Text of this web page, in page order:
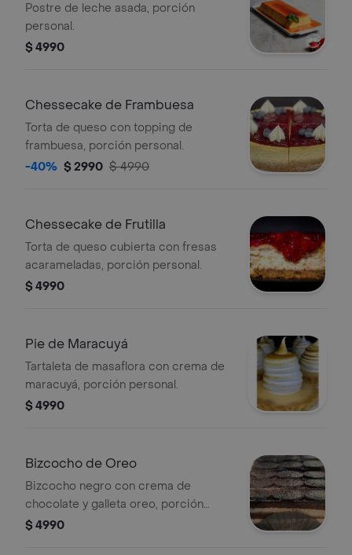
Postre de leche asada, porción
personal.
$ 4990
Chessecake de Frambuesa
Torta de queso con topping de
frambuesa, porción personal.
-40% $ 2990 $ 4990
Chessecake de Frutilla
Torta de queso cubierta con fresas
acarameladas, porción personal.
$ 4990
Pie de Maracuyá
Tartaleta de masaflora con crema de
maracuyá, porción personal.
$ 4990
Bizcocho de Oreo
Bizcocho negro con crema de
chocolate y galleta oreo, porción
personal.
$ 4990